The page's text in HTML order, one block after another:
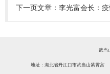
下一页文章： 李光富会长：疫情防控不松懈 奋
武当
地址：湖北省丹江口市武当山紫霄宫